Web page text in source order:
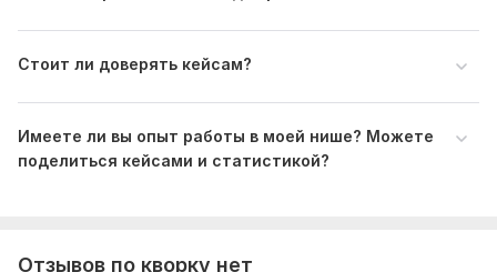
Кейсы.pdf
1. Доступ в рекламный кабинет Яндекс Директ.
2. Ссылка на сайт или лендинг.
3. Услуга или товар, которые будем продвигать.
Стоит ли доверять кейсам?
Имеете ли вы опыт работы в моей нише? Можете
поделиться кейсами и статистикой?
Отзывов по кворку нет